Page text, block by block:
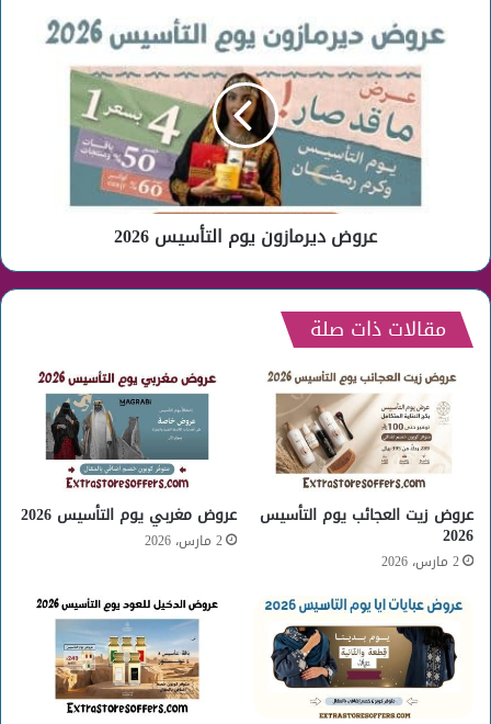
عروض
ديرمازون
عروض ديرمازون يوم التأسيس 2026
مقالات ذات صلة
عروض زيت العجائب يوم التأسيس
2026
2 مارس، 2026
عروض مغربي يوم التأسيس 2026
2 مارس، 2026